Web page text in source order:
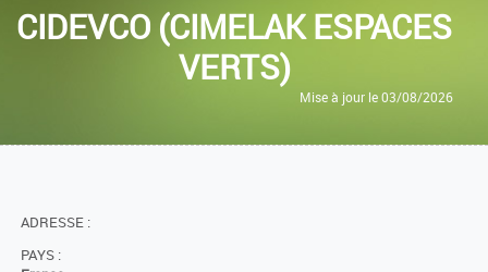
CIDEVCO (CIMELAK ESPACES
VERTS)
Mise à jour le 03/08/2026
ADRESSE :
PAYS :